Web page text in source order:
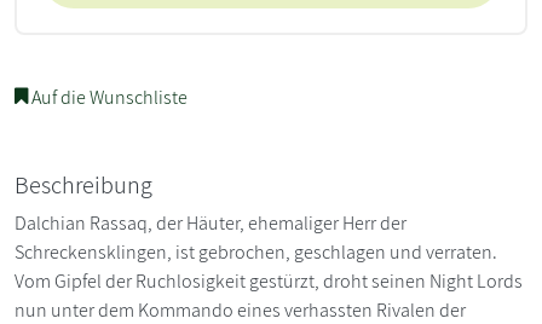
Auf die Wunschliste
Beschreibung
Dalchian Rassaq, der Häuter, ehemaliger Herr der
Schreckensklingen, ist gebrochen, geschlagen und verraten.
Vom Gipfel der Ruchlosigkeit gestürzt, droht seinen Night Lords
nun unter dem Kommando eines verhassten Rivalen der